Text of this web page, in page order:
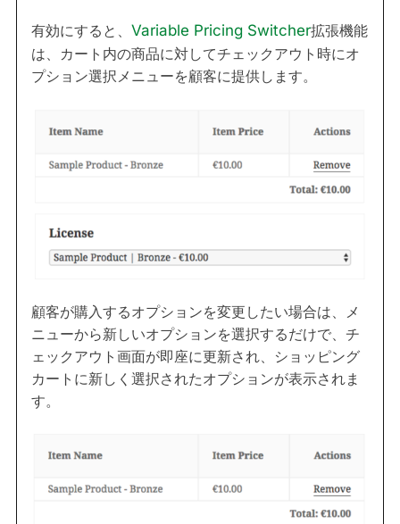
有効にすると、 Variable Pricing Switcher拡張機能
は、カート内の商品に対してチェックアウト時にオ
プション選択メニューを顧客に提供します。
顧客が購入するオプションを変更したい場合は、メ
ニューから新しいオプションを選択するだけで、チ
ェックアウト画面が即座に更新され、ショッピング
カートに新しく選択されたオプションが表示されま
す。